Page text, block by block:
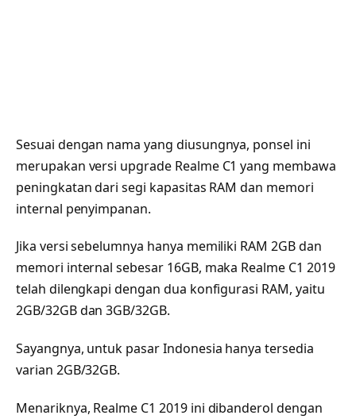
Sesuai dengan nama yang diusungnya, ponsel ini
merupakan versi upgrade Realme C1 yang membawa
peningkatan dari segi kapasitas RAM dan memori
internal penyimpanan.
Jika versi sebelumnya hanya memiliki RAM 2GB dan
memori internal sebesar 16GB, maka Realme C1 2019
telah dilengkapi dengan dua konfigurasi RAM, yaitu
2GB/32GB dan 3GB/32GB.
Sayangnya, untuk pasar Indonesia hanya tersedia
varian 2GB/32GB.
Menariknya, Realme C1 2019 ini dibanderol dengan